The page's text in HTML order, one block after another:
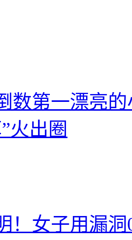
数第一漂亮
火出圈
！女子用漏